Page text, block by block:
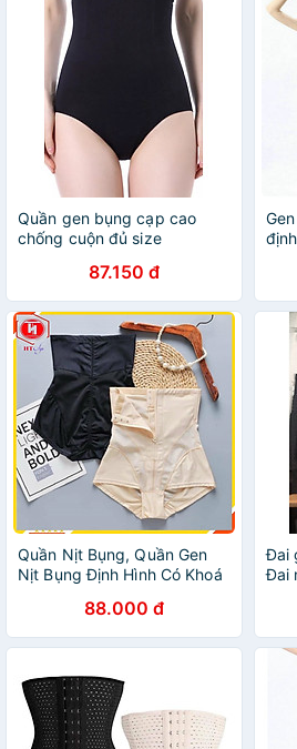
Quần gen bụng cạp cao
chống cuộn đủ size
87.150 đ
Quần Nịt Bụng, Quần Gen
Nịt Bụng Định Hình Có Khoá
Gen Bụng Mặc Váy Su Pha
Lưới Kháng Khuẩn Siêu Giảm
Eo
88.000 đ
Đai
Đai